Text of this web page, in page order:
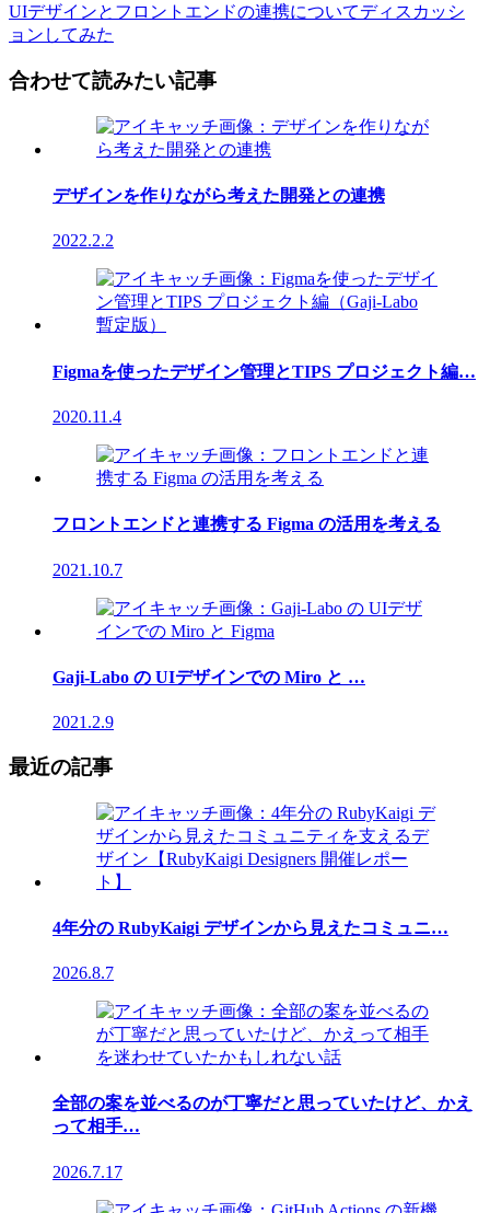
UIデザインとフロントエンドの連携についてディスカッシ
ョンしてみた
合わせて読みたい記事
デザインを作りながら考えた開発との連携
2022.2.2
Figmaを使ったデザイン管理とTIPS プロジェクト編…
2020.11.4
フロントエンドと連携する Figma の活用を考える
2021.10.7
Gaji-Labo の UIデザインでの Miro と …
2021.2.9
最近の記事
4年分の RubyKaigi デザインから見えたコミュニ…
2026.8.7
全部の案を並べるのが丁寧だと思っていたけど、かえ
って相手…
2026.7.17